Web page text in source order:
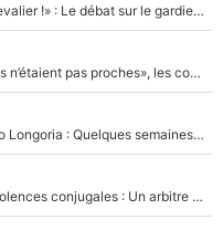
«Admets que tu t'es trompé sur Lucas Chevalier !» : Le débat sur le gardien du PSG vire au clash à l'After Foot
Zinédine Zidane et Didier Deschamps : «Ils n’étaient pas proches», les confidences d’un membre de l’équipe de France 1998 sur leur relation spéciale
Medhi Benatia s'est «senti trahi» par Pablo Longoria : Quelques semaines après son départ, l'ancien directeur de football de l'OM règle ses comptes
Des terrains de Ligue 1 au tribunal pour violences conjugales : Un arbitre français encourt une peine de 18 mois de prison !